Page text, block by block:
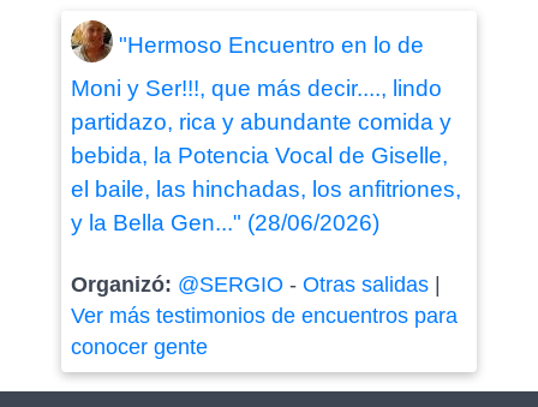
"Hermoso Encuentro en lo de
Moni y Ser!!!, que más decir...., lindo
partidazo, rica y abundante comida y
bebida, la Potencia Vocal de Giselle,
el baile, las hinchadas, los anfitriones,
y la Bella Gen..." (28/06/2026)
Organizó: @SERGIO - Otras salidas|
Ver más testimonios de encuentros para
conocer gente